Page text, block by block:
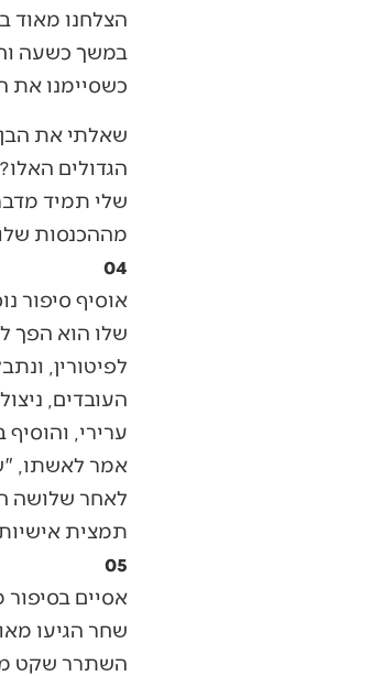
הצלחנו מאוד
במשך כשעה
כשסיימנו את
שאלתי את
הגדולים
שלי תמיד
מההכנסות
04
אוסיף סיפור
שלו הוא הפך
לפיטורין,
העובדים,
ערירי,
אמר לאשתו,
לאחר שלושה
תמצית
05
אסיים
שחר הגיעו
השתרר שקט